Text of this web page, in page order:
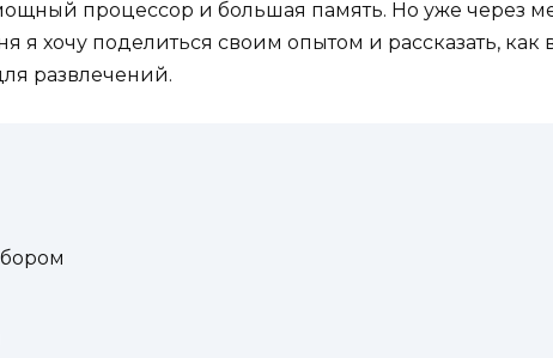
процессор и большая память. Но уже через
я хочу поделиться своим опытом и рассказать, как
развлечений.